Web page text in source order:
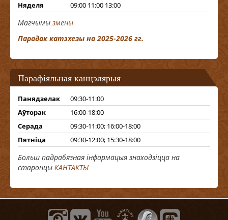
Няделя
09:00 11:00 13:00
Магчымы змены
Парадак катэхезы на 2025-2026 гг.
Парафіяльная канцэлярыя
Панядзелак
09:30-11:00
Аўторак
16:00-18:00
Серада
09:30-11:00; 16:00-18:00
Пятніца
09:30-12:00; 15:30-18:00
Больш падрабязная інфармацыя знаходзіцца на
старонцы КАНТАКТЫ